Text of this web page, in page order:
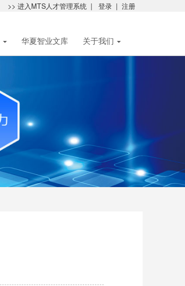
>> 进入MTS人才管理系统 | 登录 | 注册
华夏智业文库 关于我们